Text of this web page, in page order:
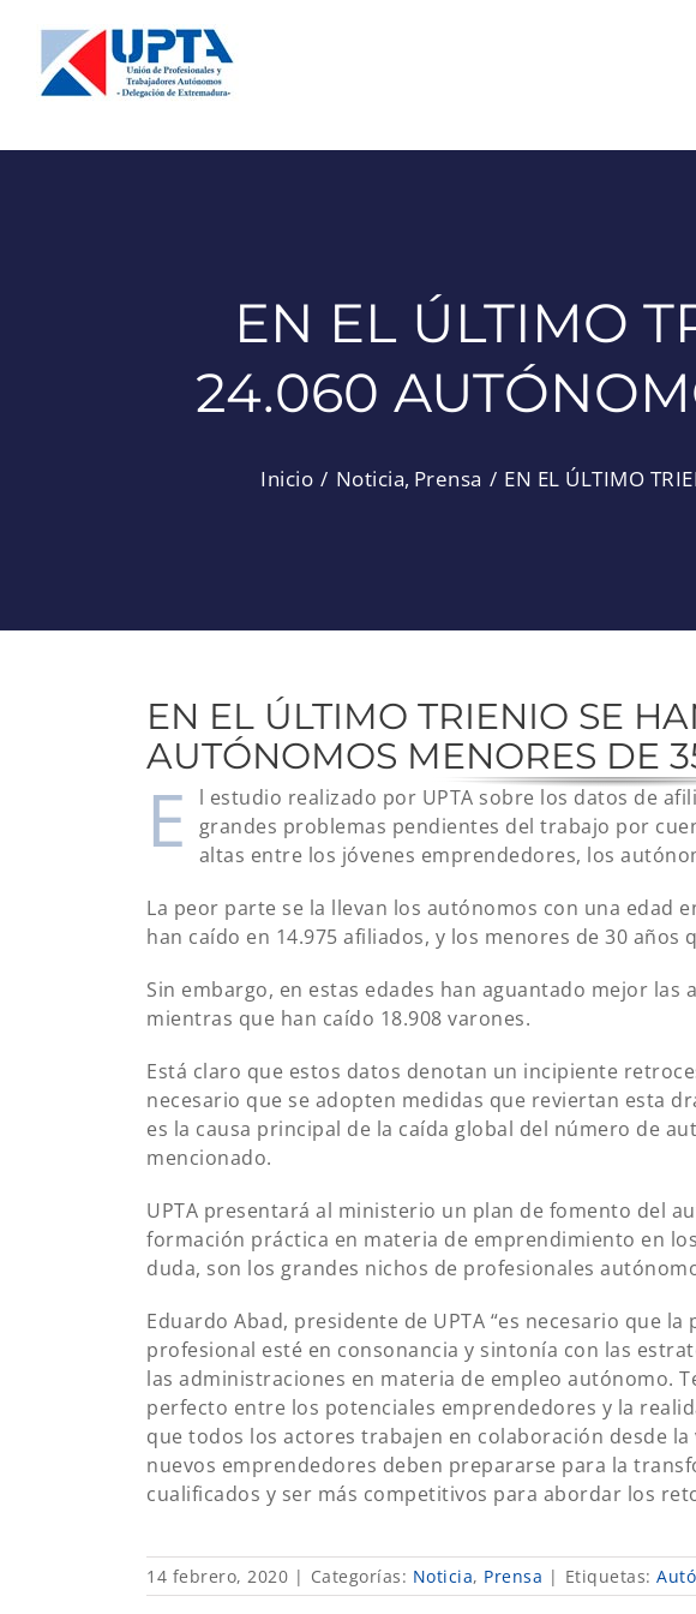
contenido
EN EL ÚLTIMO
24.060
Inicio Noticia Prensa EN EL ÚLTIMO
EN EL ÚLTIMO TRIENIO SE
AUTÓNOMOS MENORES DE
E
l estudio realizado por UPTA sobre los datos de
grandes problemas pendientes del trabajo por
altas entre los jóvenes emprendedores, los
La peor parte se la llevan los autónomos con una edad
han caído en 14.975 afiliados, y los menores de 30 años
Sin embargo, en estas edades han aguantado mejor las
mientras que han caído 18.908 varones.
Está claro que estos datos denotan un incipiente
necesario que se adopten medidas que reviertan esta
es la causa principal de la caída global del número de
mencionado.
UPTA presentará al ministerio un plan de fomento del
formación práctica en materia de emprendimiento en
duda, son los grandes nichos de profesionales
Eduardo Abad, presidente de UPTA “es necesario que
profesional esté en consonancia y sintonía con las
las administraciones en materia de empleo autónomo.
perfecto entre los potenciales emprendedores y la
que todos los actores trabajen en colaboración desde
nuevos emprendedores deben prepararse para la
cualificados y ser más competitivos para abordar los
14 febrero, 2020 | Categorías: Noticia, Prensa | Etiquetas: